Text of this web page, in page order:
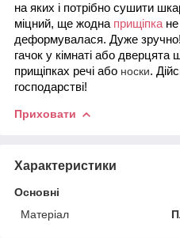
на яких і потрібно сушити
міцний, ще жодна прищіпка
деформувалася. Дуже
гачок у кімнаті або
прищіпках речі або носки.
господарстві!
Приховати
Характеристики
Основні
Матеріал